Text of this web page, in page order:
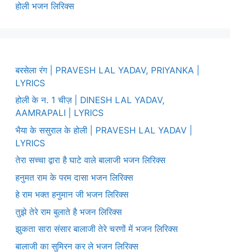
होली भजन लिरिक्स
बरसेला रंग | PRAVESH LAL YADAV, PRIYANKA |
LYRICS
होली के न. 1 चीज़ | DINESH LAL YADAV,
AAMRAPALI | LYRICS
भैया के ससुराल के होली | PRAVESH LAL YADAV |
LYRICS
तेरा सच्चा द्वारा है घाटे वाले बालाजी भजन लिरिक्स
हनुमत राम के परम दासा भजन लिरिक्स
हे राम भक्त हनुमान जी भजन लिरिक्स
तुझे तेरे राम बुलाते है भजन लिरिक्स
झुकता सारा संसार बालाजी तेरे चरणों में भजन लिरिक्स
बालाजी का सुमिरन कर ले भजन लिरिक्स